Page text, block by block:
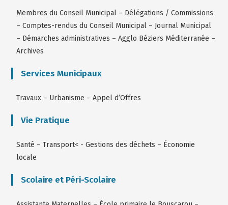
Membres du Conseil Municipal – Délégations / Commissions
–Comptes-rendus du Conseil Municipal – Journal Municipal
– Démarches administratives –Agglo Béziers Méditerranée –
Archives
Services Municipaux
Travaux – Urbanisme –Appel d’Offres
Vie Pratique
Santé –Transport< -Gestions des déchets – Économie
locale
Scolaire et Péri-Scolaire